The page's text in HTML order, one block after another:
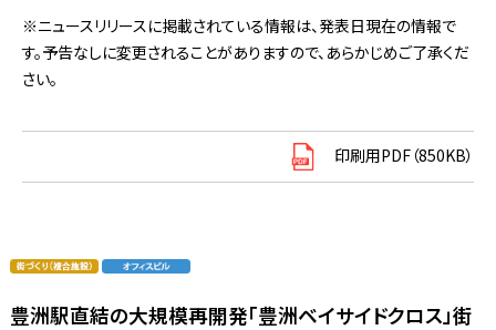
※ニュースリリースに掲載されている情報は、発表日現在の情報で
す。予告なしに変更されることがありますので、あらかじめご了承くだ
さい。
印刷用PDF（850KB）
豊洲駅直結の大規模再開発「豊洲ベイサイドクロス」街